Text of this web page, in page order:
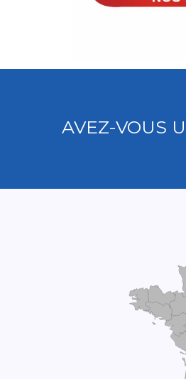
AVEZ-VOUS